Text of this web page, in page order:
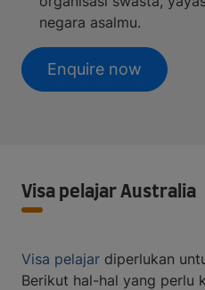
negara asalmu.
Enquire now
Visa pelajar Australia
Visa pelajar diperlukan
Berikut hal-hal yang perlu